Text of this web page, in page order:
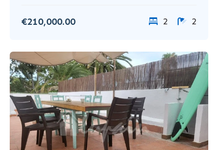
€210,000.00 2 2